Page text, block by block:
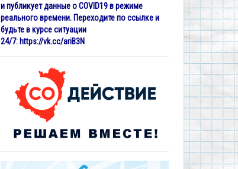
и публикует данные о COVID19 в режиме
реального времени. Переходите по ссылке и
будьте в курсе ситуации
24/7: https://vk.cc/ariB3N